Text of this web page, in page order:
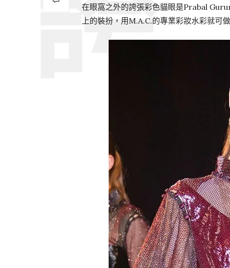
在眼窩之外的誇張彩色貓眼是Prabal
上的裝扮，用M.A.C.的專業彩妝水彩就可